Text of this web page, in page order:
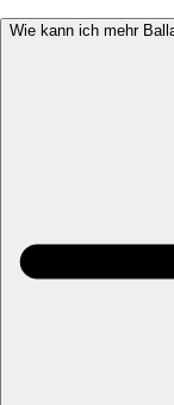
Wie kann ich mehr